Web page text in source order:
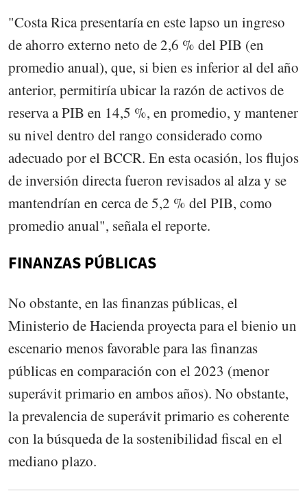
"Costa Rica presentaría en este lapso un ingreso
de ahorro externo neto de 2,6 % del PIB (en
promedio anual), que, si bien es inferior al del año
anterior, permitiría ubicar la razón de activos de
reserva a PIB en 14,5 %, en promedio, y mantener
su nivel dentro del rango considerado como
adecuado por el BCCR. En esta ocasión, los flujos
de inversión directa fueron revisados al alza y se
mantendrían en cerca de 5,2 % del PIB, como
promedio anual", señala el reporte.
FINANZAS PÚBLICAS
No obstante, en las finanzas públicas, el
Ministerio de Hacienda proyecta para el bienio un
escenario menos favorable para las finanzas
públicas en comparación con el 2023 (menor
superávit primario en ambos años). No obstante,
la prevalencia de superávit primario es coherente
con la búsqueda de la sostenibilidad fiscal en el
mediano plazo.